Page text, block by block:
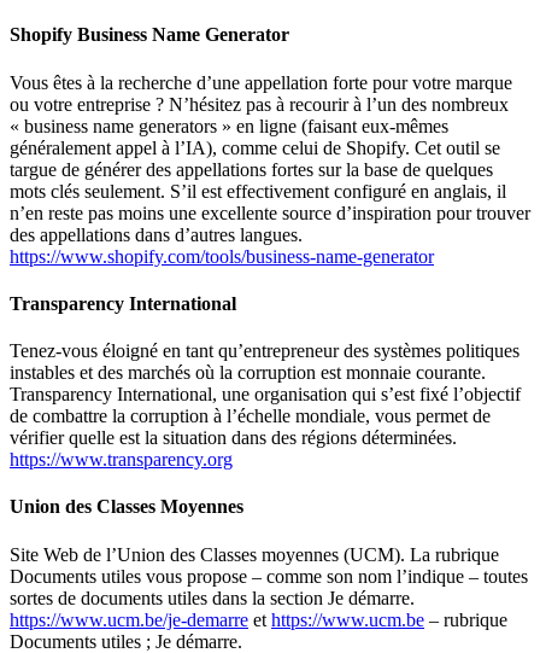
Shopify Business Name Generator
Vous êtes à la recherche d’une appellation forte pour votre marque
ou votre entreprise ? N’hésitez pas à recourir à l’un des nombreux
« business name generators » en ligne (faisant eux-mêmes
généralement appel à l’IA), comme celui de Shopify. Cet outil se
targue de générer des appellations fortes sur la base de quelques
mots clés seulement. S’il est effectivement configuré en anglais, il
n’en reste pas moins une excellente source d’inspiration pour trouver
des appellations dans d’autres langues.
https://www.shopify.com/tools/business-name-generator
Transparency International
Tenez-vous éloigné en tant qu’entrepreneur des systèmes politiques
instables et des marchés où la corruption est monnaie courante.
Transparency International, une organisation qui s’est fixé l’objectif
de combattre la corruption à l’échelle mondiale, vous permet de
vérifier quelle est la situation dans des régions déterminées.
https://www.transparency.org
Union des Classes Moyennes
Site Web de l’Union des Classes moyennes (UCM). La rubrique
Documents utiles vous propose – comme son nom l’indique – toutes
sortes de documents utiles dans la section Je démarre.
https://www.ucm.be/je-demarre et https://www.ucm.be – rubrique
Documents utiles ; Je démarre.